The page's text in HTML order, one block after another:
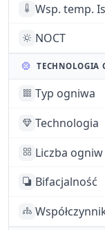
Wsp. temp.
NOCT
TECHNOLOGIA
Typ ogniwa
Technologia
Liczba ogniw
Bifacjalność